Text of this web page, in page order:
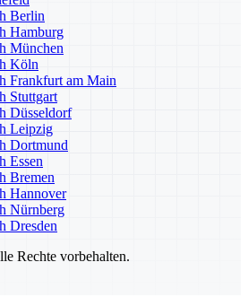
Berlin
Hamburg
München
Köln
Frankfurt am Main
Stuttgart
Düsseldorf
Leipzig
Dortmund
Essen
Bremen
Hannover
Nürnberg
Dresden
Rechte vorbehalten.